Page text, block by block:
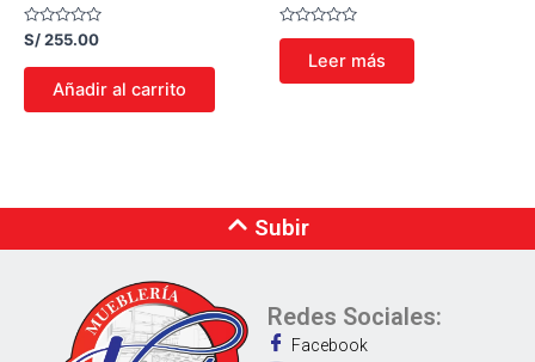
Valorado
con
0
S/255.00
Añadir al carrito
Valorado
de
Leer más
Subir
Redes Sociales:
Facebook